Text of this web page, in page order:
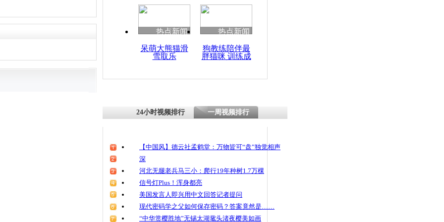
清明祭英烈 哀思悼忠
实拍广州闹市区多女子
热点新闻
呆萌大熊猫滑
雪取乐
热点新闻
狗教练陪伴最
胖猫咪 训练成
24小时视频排行 一周视频排行
【中国风】德云社孟鹤堂：万物皆可“盘”独觉相声
深
河北无腿老兵马三小：爬行19年种树1.7万棵
信号灯Plus！浑身都亮
美国发言人即兴用中文回答记者提问
现代密码学之父如何保存密码？答案竟然是……
“中华赏樱胜地”无锡太湖鼋头渚夜樱美如画